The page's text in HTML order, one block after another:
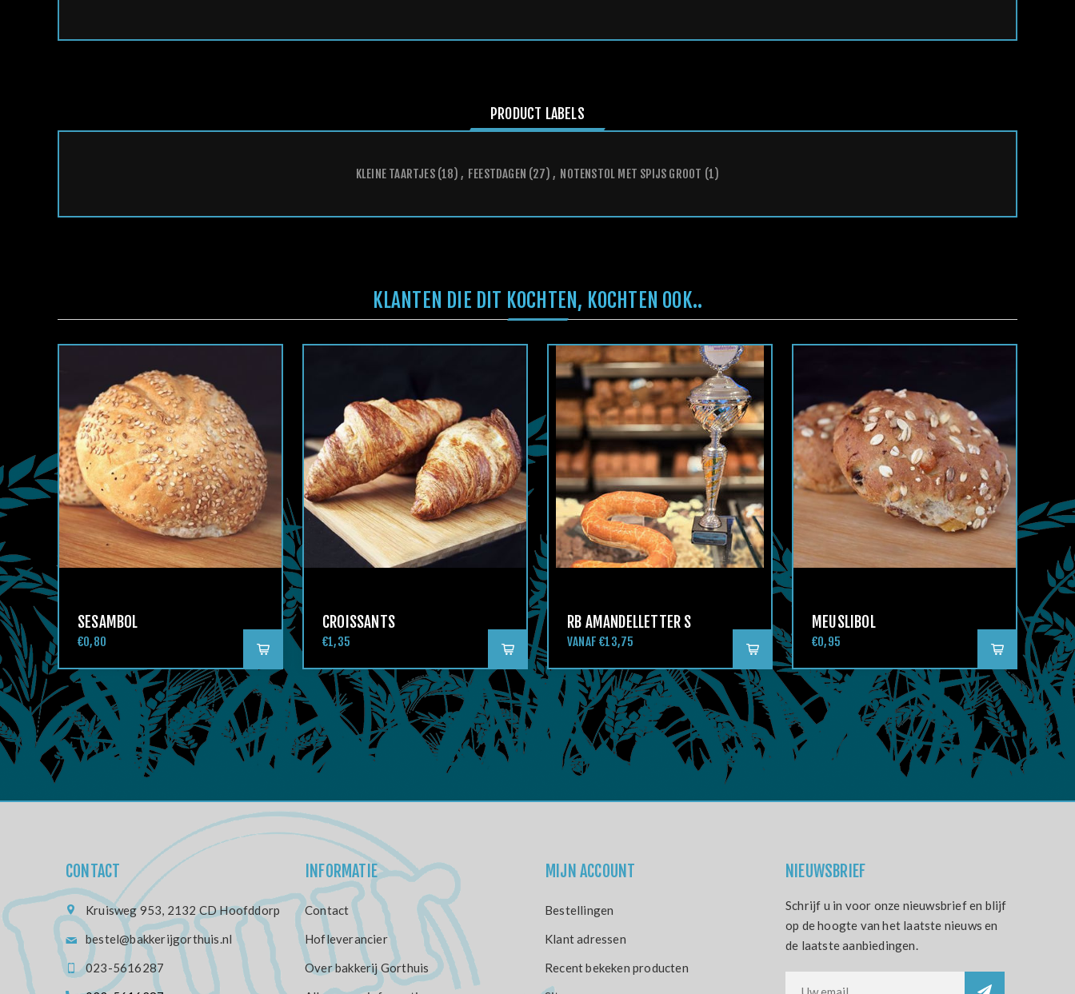
PRODUCT LABELS
KLEINE TAARTJES (18) , FEESTDAGEN (27) , NOTENSTOL MET SPIJS GROOT (1)
KLANTEN DIE DIT KOCHTEN, KOCHTEN OOK..
SESAMBOL
€0,80
CROISSANTS
€1,35
RB AMANDELLETTER S
VANAF €13,75
MEUSLIBOL
€0,95
CONTACT
Kruisweg 953, 2132 CD Hoofddorp
bestel@bakkerijgorthuis.nl
023-5616287
INFORMATIE
Contact
Hofleverancier
Over bakkerij Gorthuis
MIJN ACCOUNT
Bestellingen
Klant adressen
Recent bekeken producten
NIEUWSBRIEF
Schrijf u in voor onze nieuwsbrief en blijf
op de hoogte van het laatste nieuws en
de laatste aanbiedingen.